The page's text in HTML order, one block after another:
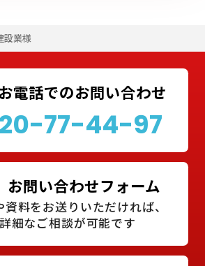
設業様
お電話でのお問い合わせ
77-44-97
お問い合わせフォーム
資料をお送りいただければ、
詳細なご相談が可能です